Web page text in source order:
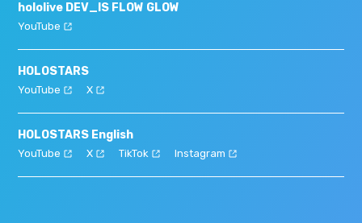
hololive DEV_IS FLOW GLOW
YouTube
HOLOSTARS
YouTube X
HOLOSTARS English
YouTube X TikTok Instagram